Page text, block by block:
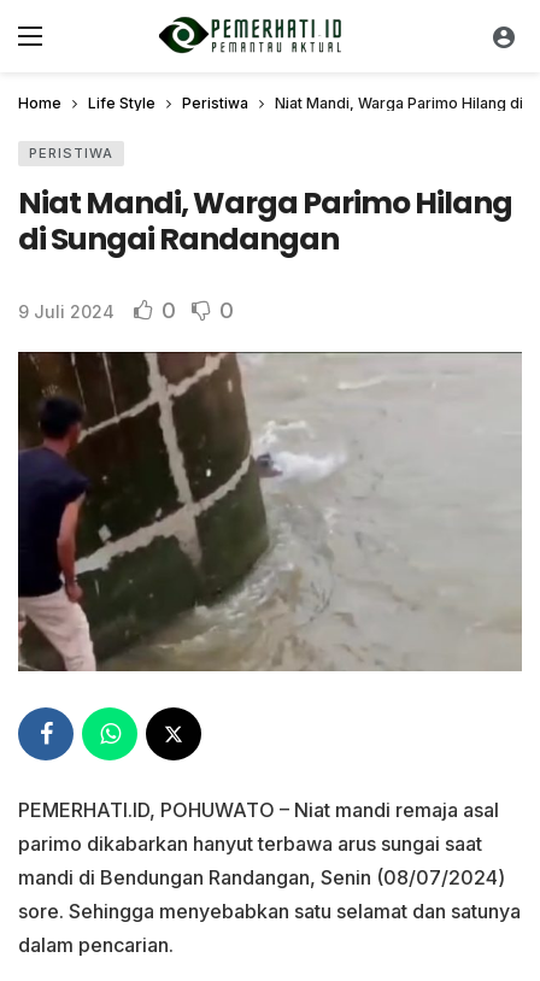
Home Life Style Peristiwa Niat Mandi, Warga Parimo Hilang di
PERISTIWA
Niat Mandi, Warga Parimo Hilang
di Sungai Randangan
9 Juli 2024 0 0
PEMERHATI.ID, POHUWATO – Niat mandi remaja asal
parimo dikabarkan hanyut terbawa arus sungai saat
mandi di Bendungan Randangan, Senin (08/07/2024)
sore. Sehingga menyebabkan satu selamat dan satunya
dalam pencarian.